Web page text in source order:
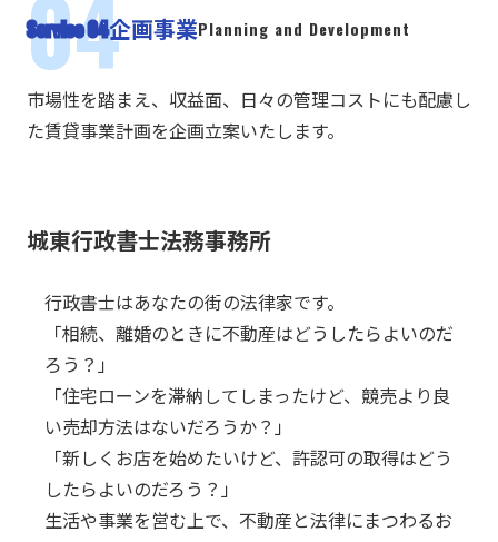
Service 04企画事業Planning and Development
市場性を踏まえ、収益面、日々の管理コストにも配慮し
た賃貸事業計画を企画立案いたします。
城東行政書士法務事務所
行政書士はあなたの街の法律家です。
「相続、離婚のときに不動産はどうしたらよいのだ
ろう？」
「住宅ローンを滞納してしまったけど、競売より良
い売却方法はないだろうか？」
「新しくお店を始めたいけど、許認可の取得はどう
したらよいのだろう？」
生活や事業を営む上で、不動産と法律にまつわるお